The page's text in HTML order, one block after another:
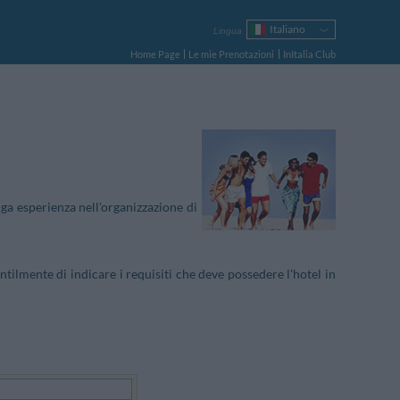
Lingua
Italiano
English
Français
Polski
Home Page Le mie Prenotazioni
InItalia Club
esperienza nell'organizzazione di
di indicare i requisiti che deve possedere l'hotel in